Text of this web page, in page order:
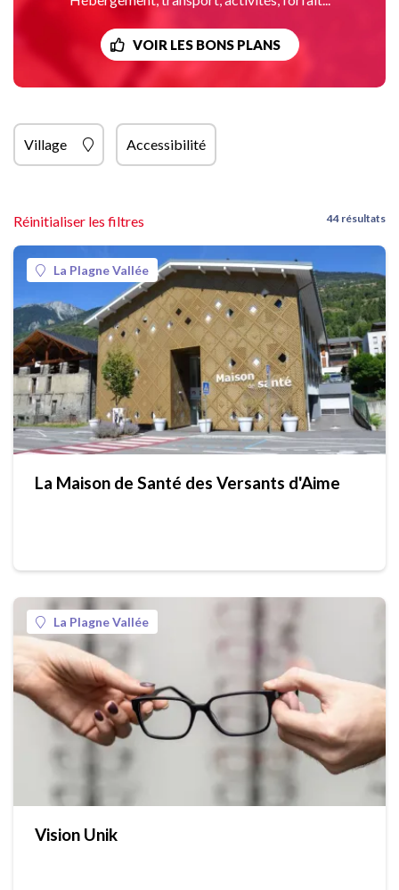
VOIR LES BONS PLANS
Village Accessibilité
Réinitialiser les filtres 44 résultats
La Plagne Vallée
La Maison de Santé des Versants d'Aime
La Plagne Vallée
Vision Unik